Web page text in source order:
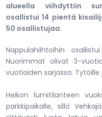
alueella viihdyttiin
osallistui 14 pientä
50 osallistujaa.
Nappulahiihtoihin
Nuorimmat olivat 3-
vuotiaiden sarjassa.
Heikon lumitilanteen
parkkipaikalle, sillä